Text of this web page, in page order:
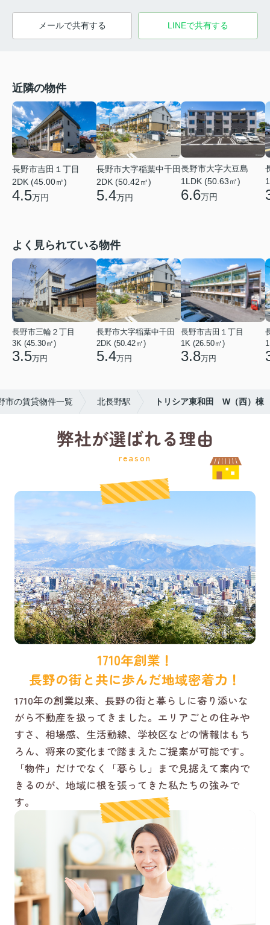
メールで共有する LINEで共有する
近隣の物件
長野市吉田１丁目
2DK (45.00㎡)
4.5万円
長野市大字稲葉中千田
2DK (50.42㎡)
5.4万円
長野市大字大豆島
1LDK (50.63㎡)
6.6万円
よく見られている物件
長野市三輪２丁目
3K (45.30㎡)
3.5万円
長野市大字稲葉中千田
2DK (50.42㎡)
5.4万円
長野市吉田１丁目
1K (26.50㎡)
3.8万円
市の賃貸物件一覧 北長野駅 トリシア東和田 W（西）棟
弊社が選ばれる理由
reason
1710年創業！
長野の街と共に歩んだ地域密着力！
1710年の創業以来、長野の街と暮らしに寄り添いな
がら不動産を扱ってきました。エリアごとの住みや
すさ、相場感、生活動線、学校区などの情報はもち
ろん、将来の変化まで踏まえたご提案が可能です。
「物件」だけでなく「暮らし」まで見据えて案内で
きるのが、地域に根を張ってきた私たちの強みで
す。